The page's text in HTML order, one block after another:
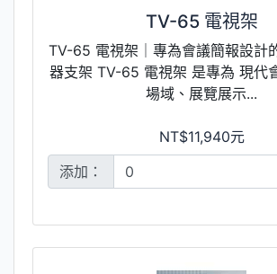
TV-65 電視架
TV-65 電視架｜專為會議簡報設計
器支架 TV-65 電視架 是專為 現代
場域、展覽展示...
NT$11,940元
添加：